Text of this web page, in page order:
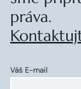
práva.
Váš E-mail